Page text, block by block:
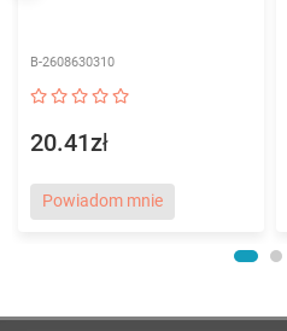
B-2608630310
20.41zł
Powiadom mnie